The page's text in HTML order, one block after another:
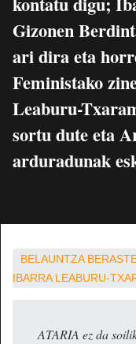
Gizonen
ari dira eta
Feministako
Leaburu-
sortu dute eta
arduradunak
BELAUNTZA
IBARRA LEABURU-
ATARIA ez da